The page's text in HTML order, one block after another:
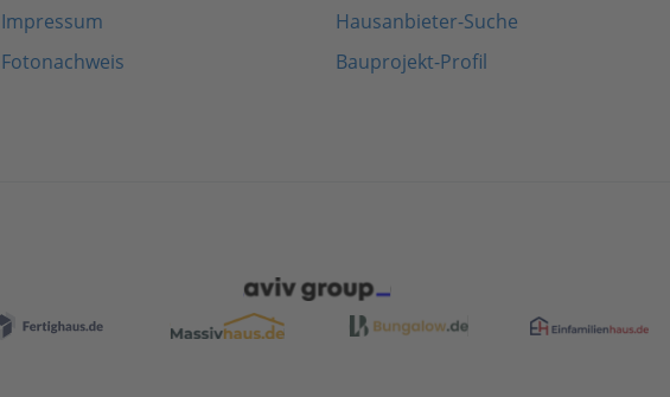
Impressum
Fotonachweis
Hausanbieter-Suche
Bauprojekt-Profil